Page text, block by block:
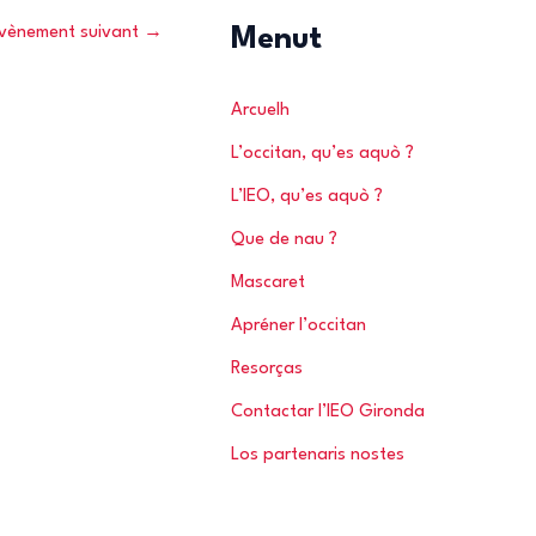
suivant →
h
e
r
Menut
Arcuelh
L’occitan, qu’es aquò ?
L’IEO, qu’es aquò ?
Que de nau ?
Mascaret
Apréner l’occitan
Resorças
Contactar l’IEO Gironda
Los partenaris nostes